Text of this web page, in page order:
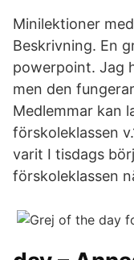
Minilektioner
Beskrivning. En
powerpoint. Jag
men den
Medlemmar kan
förskoleklassen
varit I tisdags
förskoleklassen